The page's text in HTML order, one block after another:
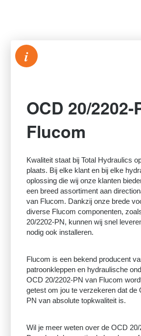
i
OCD 20/2202-
Flucom
Kwaliteit staat bij Total Hydraulics
plaats. Bij elke klant en bij elke
oplossing die wij onze klanten
een breed assortiment aan
van Flucom. Dankzij onze brede
diverse Flucom componenten,
20/2202-PN, kunnen wij snel
nodig ook installeren.
Flucom is een bekend producent
patroonkleppen en hydraulische
OCD 20/2202-PN van Flucom
getest om jou te verzekeren dat de
PN van absolute topkwaliteit is.
Wil je meer weten over de OCD